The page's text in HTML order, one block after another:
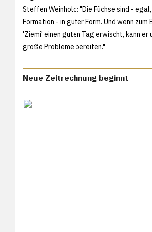
Steffen Weinhold: "Die Füchse sind -
Formation - in guter Form. Und wenn zum
'Ziemi' einen guten Tag erwischt, kann er
große Probleme bereiten."
Neue Zeitrechnung beginnt